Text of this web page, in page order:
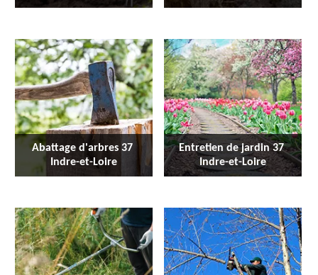
Abattage d'arbres 37
Indre-et-Loire
Entretien de jardin 37
Indre-et-Loire